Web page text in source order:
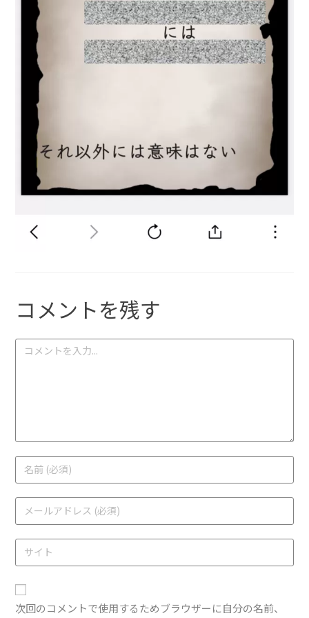
コメントを残す
次回のコメントで使用するためブラウザーに自分の名前、